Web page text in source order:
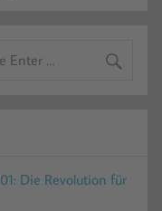
Die Revolution für